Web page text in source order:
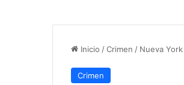
Inicio /Crimen / Nueva
Crimen